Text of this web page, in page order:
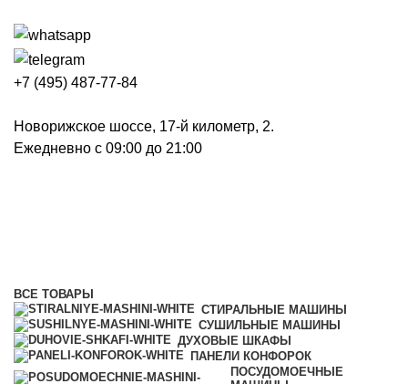
+7 (495) 487-77-84
Новорижское шоссе, 17-й километр, 2.
Ежедневно с 09:00 до 21:00
ВСЕ ТОВАРЫ
СТИРАЛЬНЫЕ МАШИНЫ
СУШИЛЬНЫЕ МАШИНЫ
ДУХОВЫЕ ШКАФЫ
ПАНЕЛИ КОНФОРОК
ПОСУДОМОЕЧНЫЕ